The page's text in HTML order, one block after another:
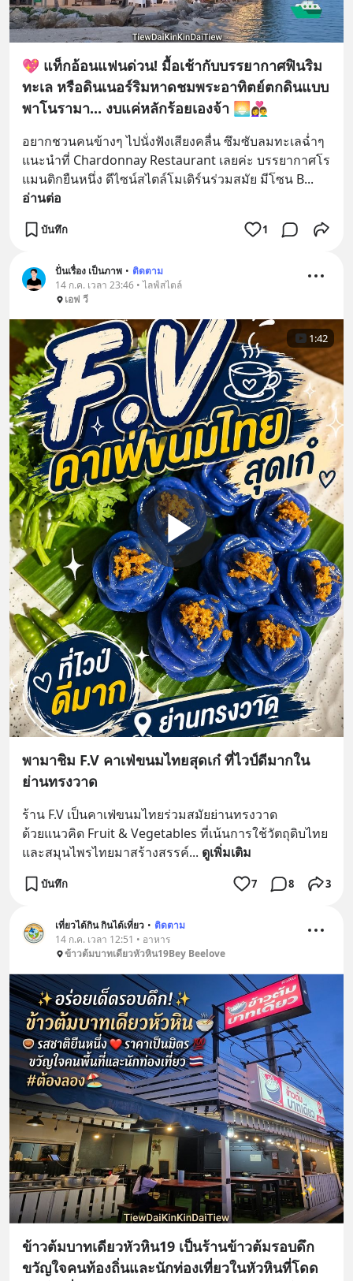
💖 แท็กอ้อนแฟนด่วน! มื้อเช้ากับบรรยากาศฟินริม
ทะเล หรือดินเนอร์ริมหาดชมพระอาทิตย์ตกดินแบบ
พาโนรามา... งบแค่หลักร้อยเองจ้า 🌅👩‍❤️‍👨
อยากชวนคนข้างๆ ไปนั่งฟังเสียงคลื่น ซึมซับลมทะเลฉ่ำๆ
แนะนำที่ Chardonnay Restaurant เลยค่ะ บรรยากาศโร
แมนติกยืนหนึ่ง ดีไซน์สไตล์โมเดิร์นร่วมสมัย มีโซน B
อ่านต่อ
บันทึก 1
ปั่นเรื่อง เป็นภาพ • ติดตาม
14 ก.ค. เวลา 23:46 • ไลฟ์สไตล์
เอฟ วี
1:42
พามาชิม F.V คาเฟ่ขนมไทยสุดเก๋ ที่ไวป์ดีมากใน
ย่านทรงวาด
ร้าน F.V เป็นคาเฟ่ขนมไทยร่วมสมัยย่านทรงวาด
ด้วยแนวคิด Fruit & Vegetables ที่เน้นการใช้วัตถุดิบไทย
และสมุนไพรไทยมาสร้างสรรค์... ดูเพิ่มเติม
บันทึก 7 8 3
เที่ยวได้กิน กินได้เที่ยว • ติดตาม
14 ก.ค. เวลา 12:51 • อาหาร
ข้าวต้มบาทเดียวหัวหิน19Bey Beelove
ข้าวต้มบาทเดียวหัวหิน19 เป็นร้านข้าวต้มรอบดึก
ขวัญใจคนท้องถิ่นและนักท่องเที่ยวในหัวหินที่โดด